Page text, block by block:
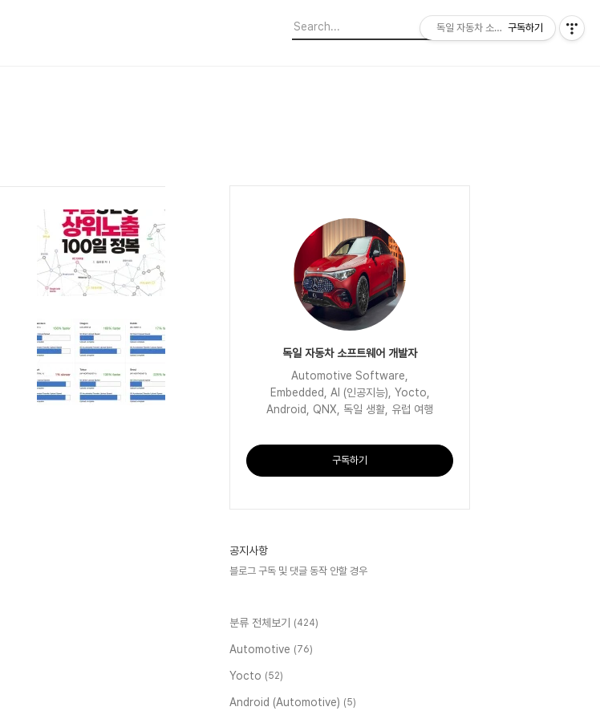
독일 자동차 소프트웨어 개발자
Automotive Software,
Embedded, AI (인공지능), Yocto,
Android, QNX, 독일 생활, 유럽 여행
구독하기
공지사항
블로그 구독 및 댓글 동작 안할 경우
분류 전체보기 (424)
Automotive (76)
Yocto (52)
Android (Automotive) (5)
독일 자동차 소프트웨어 개발자
구독하기